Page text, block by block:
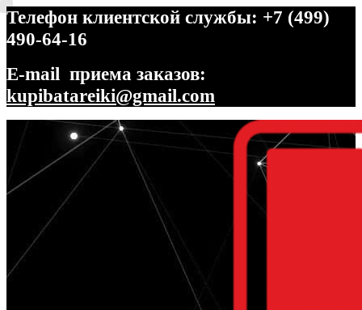
Телефон клиентской службы: +7 (499)
490-64-16
E-mail приема заказов:
kupibatareiki@gmail.com
Перейти
навигации
Перейти
содержимому